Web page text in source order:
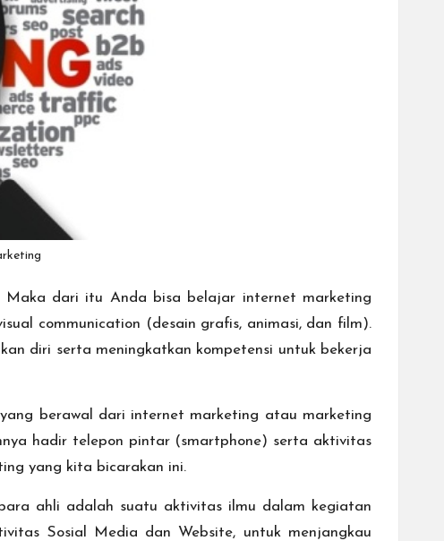
Maka dari itu Anda bisa belajar internet marketing
communication (desain grafis, animasi, dan film).
diri serta meningkatkan kompetensi untuk bekerja
berawal dari internet marketing atau marketing
hadir telepon pintar (smartphone) serta aktivitas
yang kita bicarakan ini.
ahli adalah suatu aktivitas ilmu dalam kegiatan
Sosial Media dan Website, untuk menjangkau